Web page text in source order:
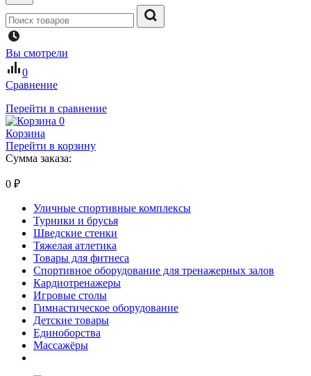
Вы смотрели
0
Сравнение
Перейти в сравнение
0
Корзина
Перейти в корзину
Сумма заказа:
0 ₽
Уличные спортивные комплексы
Турники и брусья
Шведские стенки
Тяжелая атлетика
Товары для фитнеса
Спортивное оборудование для тренажерных залов
Кардиотренажеры
Игровые столы
Гимнастическое оборудование
Детские товары
Единоборства
Массажёры